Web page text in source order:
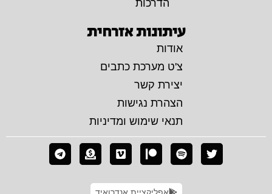
הדרכות
עיתונות אזרחית
אודות
צ'ט מערכת כתבים
יצירת קשר
הצהרת נגישות
תנאי שימוש ומדיניות